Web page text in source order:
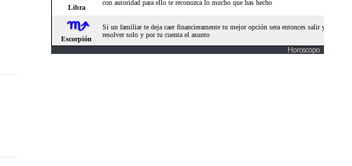
Horoscopo